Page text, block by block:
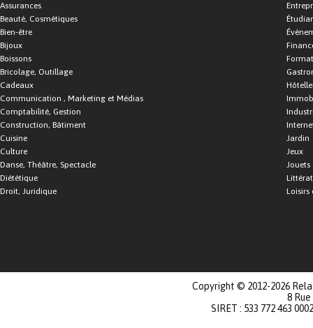
Assurances
Beauté, Cosmétiques
Bien-être
Bijoux
Boissons
Bricolage, Outillage
Cadeaux
Communication , Marketing et Médias
Comptabilité, Gestion
Construction, Bâtiment
Cuisine
Culture
Danse, Théâtre, Spectacle
Diététique
Droit, Juridique
Jardin
Jeux
Jouets
Loisirs
Copyright © 2012-2026
8
SIRET : 533 772 463